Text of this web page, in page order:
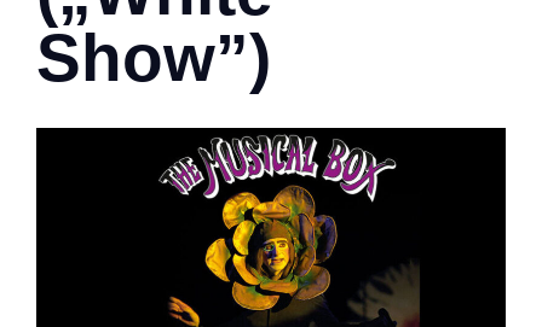
Show”)